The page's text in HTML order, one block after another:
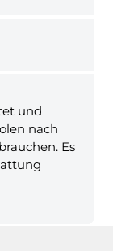
und
nach
Es